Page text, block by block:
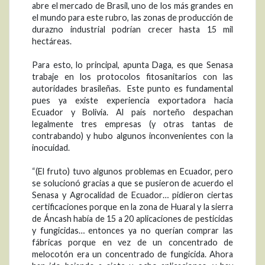
abre el mercado de Brasil, uno de los más grandes en
el mundo para este rubro, las zonas de producción de
durazno industrial podrían crecer hasta 15 mil
hectáreas.
Para esto, lo principal, apunta Daga, es que Senasa
trabaje en los protocolos fitosanitarios con las
autoridades brasileñas. Este punto es fundamental
pues ya existe experiencia exportadora hacia
Ecuador y Bolivia. Al país norteño despachan
legalmente tres empresas (y otras tantas de
contrabando) y hubo algunos inconvenientes con la
inocuidad.
“(El fruto) tuvo algunos problemas en Ecuador, pero
se solucionó gracias a que se pusieron de acuerdo el
Senasa y Agrocalidad de Ecuador… pidieron ciertas
certificaciones porque en la zona de Huaral y la sierra
de Áncash había de 15 a 20 aplicaciones de pesticidas
y fungicidas… entonces ya no querían comprar las
fábricas porque en vez de un concentrado de
melocotón era un concentrado de fungicida. Ahora